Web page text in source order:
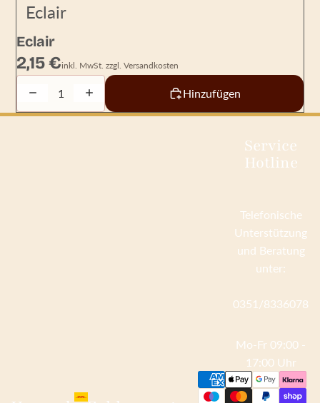
Eclair
Eclair
2,15 €inkl. MwSt. zzgl. Versandkosten
Decrease quantityIncrease quantity Hinzufügen
Service
Hotline
Telefonische
Unterstützung
und Beratung
unter:
0351/8336078
Mo-Fr 09:00 -
17:00 Uhr
Zahlungsmethoden